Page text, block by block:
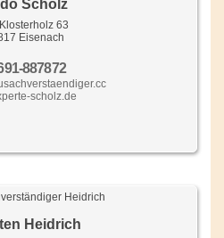
Scholz
63
Eisenach
887872
scholz.de
Heidrich